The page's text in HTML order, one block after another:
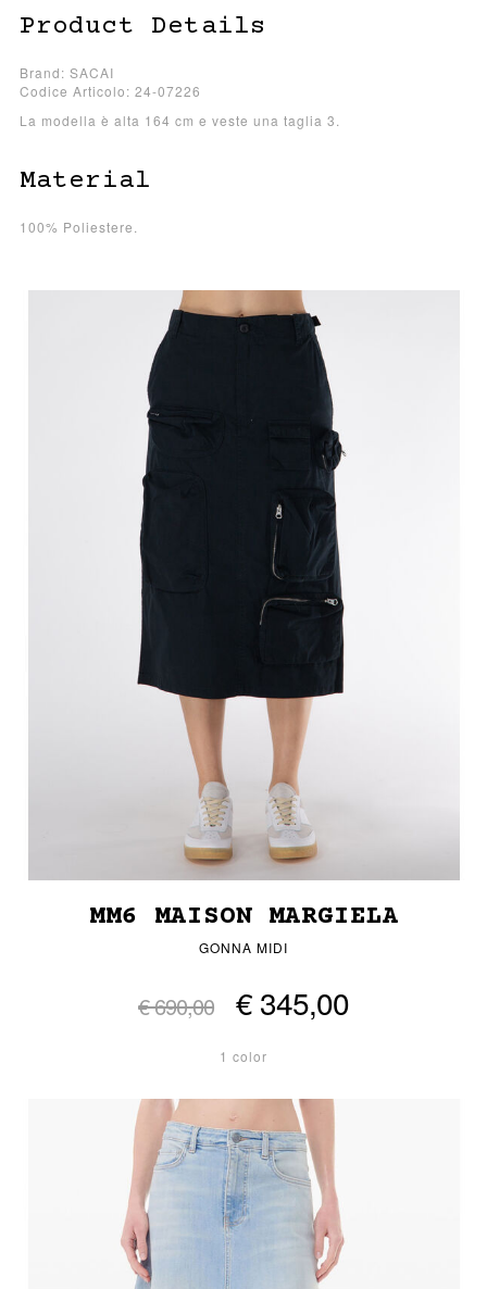
Product Details
Brand: SACAI
Codice Articolo: 24-07226
La modella è alta 164 cm e veste una taglia 3.
Material
100% Poliestere.
MM6 MAISON MARGIELA
GONNA MIDI
€ 690,00 € 345,00
1 color